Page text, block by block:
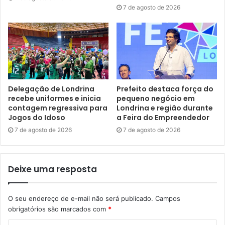
foto: Bruno Amaral/Defesa Social
O secretário de Defesa Social, Felipe Juliani, falou sobre o
alinhamento entre forças e secretarias. “Nesta importante
crime. Em Londrina, bandido não é bem-vindo. Estamos
criando estratégias não só entre as polícias, mas com
apoio de outras secretarias, especialmente para enfrentar
a perturbação do sossego, que tem gerado grandes
7 de agosto de 2026
Delegação de Londrina
recebe uniformes e inicia
contagem regressiva para
Jogos do Idoso
7 de agosto de 2026
Prefeito destaca força do
pequeno negócio em
Londrina e região durante
a Feira do Empreendedor
7 de agosto de 2026
Deixe uma resposta
O seu endereço de e-mail não será publicado. Campos
obrigatórios são marcados com *